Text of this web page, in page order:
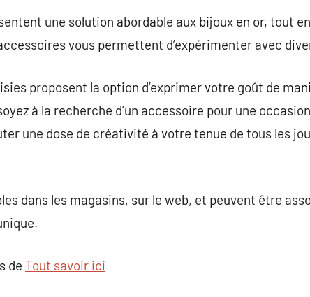
une solution abordable aux bijoux en or, tout
vous permettent d’expérimenter avec
proposent la option d’exprimer votre goût de
à la recherche d’un accessoire pour une
une dose de créativité à votre tenue de tous les
dans les magasins, sur le web, et peuvent être
de Tout savoir ici